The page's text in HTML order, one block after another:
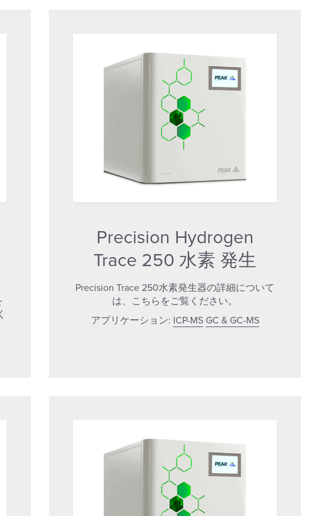
Precision Hydrogen
Trace 250 水素 発生
Precision Trace 250水素発生器の詳細について
は、こちらをご覧ください。
アプリケーション: ICP-MS GC & GC-MS